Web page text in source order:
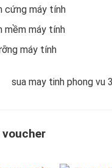
cứng máy tính
mềm máy tính
máy tính